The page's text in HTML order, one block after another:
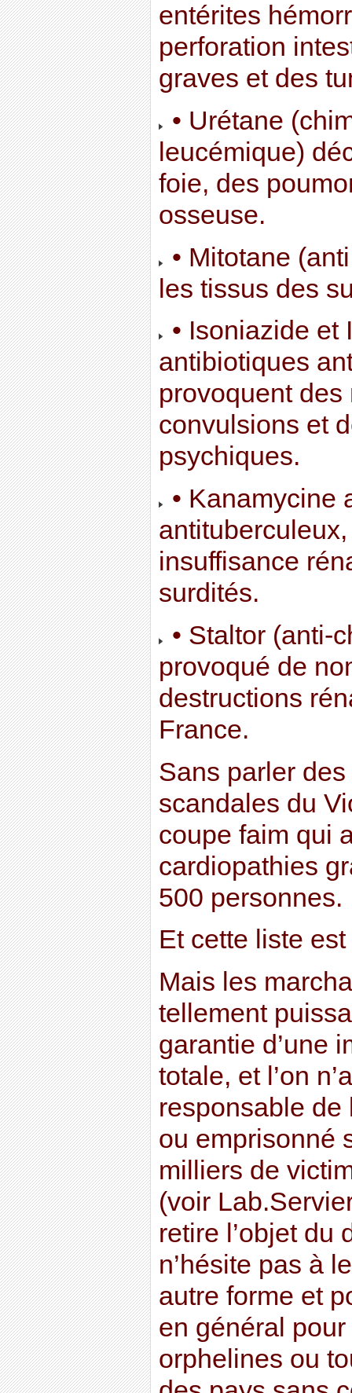
entérites
perforation
graves et des
• Urétane
leucémique)
foie, des
osseuse.
• Mitotane
les tissus des
• Isoniazide et
antibiotiques
provoquent
convulsions et
psychiques.
• Kanamycine
insuffisance
surdités.
• Staltor (anti-
provoqué de
destructions
France.
Sans parler
scandales du
coupe faim qui
cardiopathies
500 personnes.
Et cette liste
Mais les
tellement
garantie d’une
totale, et l’on
responsable de
ou emprisonné
milliers de
(voir
retire l’objet du
n’hésite pas à
autre forme et
en général
orphelines ou